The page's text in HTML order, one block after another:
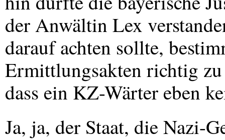
der Anwältin Lex
darauf achten sollte,
Ermittlungsakten richtig
dass ein KZ-Wärter eben
Ja, ja, der Staat, die Nazi-